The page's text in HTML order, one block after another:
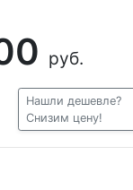
руб.
Нашли дешевле?
Снизим цену!